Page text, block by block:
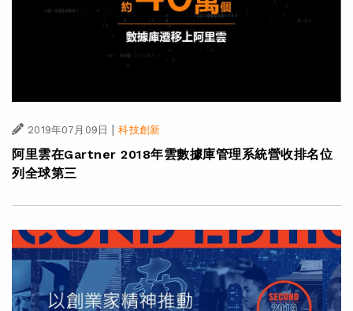
2019年07月09日 | 科技創新
阿里雲在Gartner 2018年雲數據庫管理系統營收排名位
列全球第三